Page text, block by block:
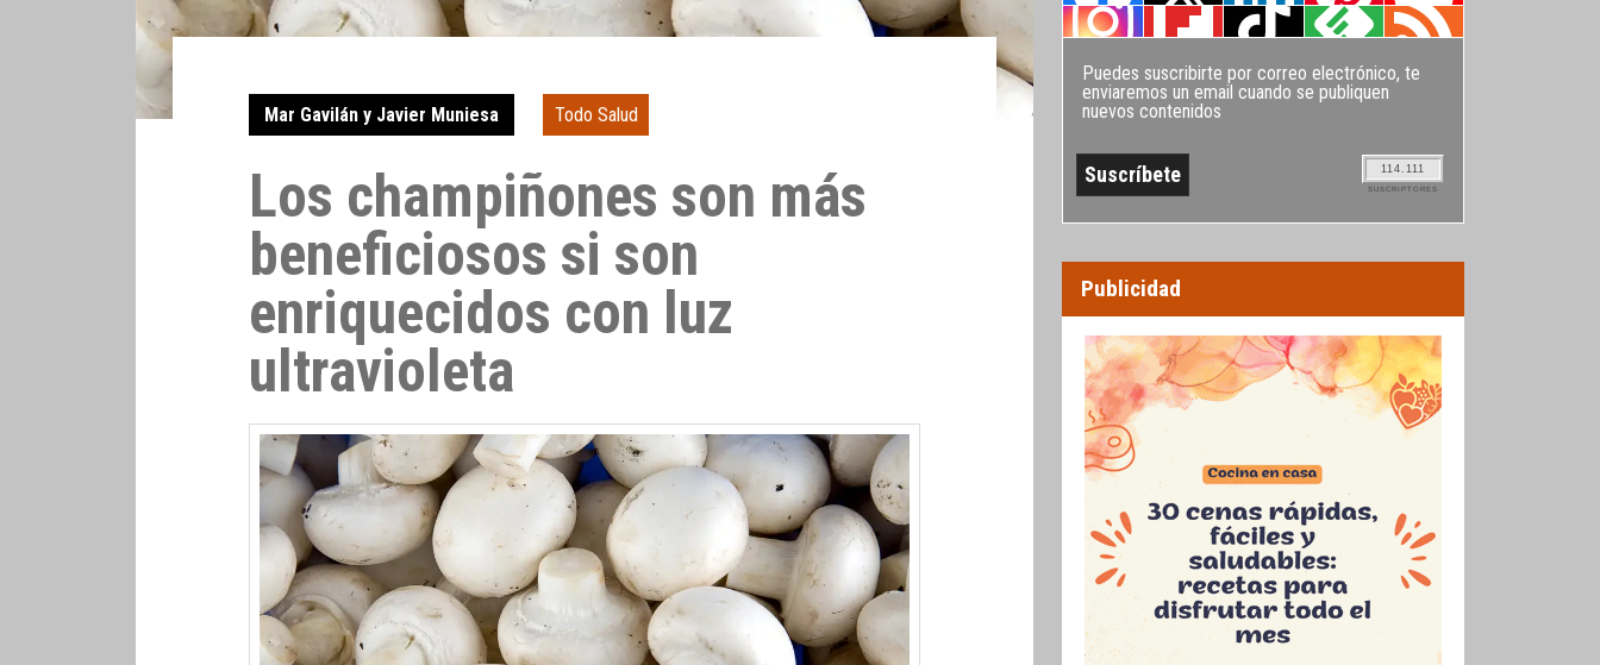
Mar Gavilán y Javier Muniesa Todo Salud
Los champiñones son más
beneficiosos si son
enriquecidos con luz
ultravioleta
Puedes suscribirte por correo electrónico, te
enviaremos un email cuando se publiquen
nuevos contenidos
114.111
SUSCRIPTORES
Publicidad